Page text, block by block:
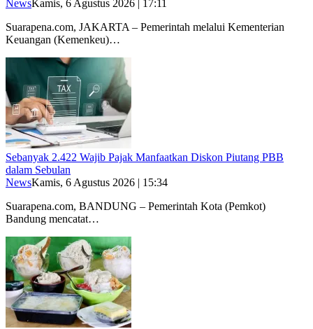
NewsKamis, 6 Agustus 2026 | 17:11
Suarapena.com, JAKARTA – Pemerintah melalui Kementerian
Keuangan (Kemenkeu)…
Sebanyak 2.422 Wajib Pajak Manfaatkan Diskon Piutang PBB
dalam Sebulan
NewsKamis, 6 Agustus 2026 | 15:34
Suarapena.com, BANDUNG – Pemerintah Kota (Pemkot)
Bandung mencatat…